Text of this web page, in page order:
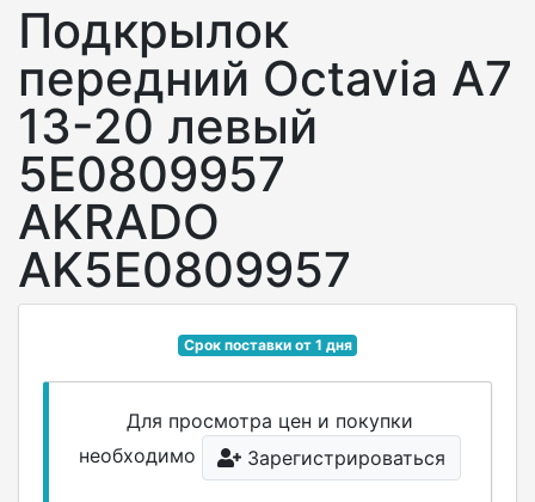
Подкрылок
передний Octavia A7
13-20 левый
5E0809957
AKRADO
AK5E0809957
Срок поставки от 1 дня
Для просмотра цен и покупки
необходимо
Зарегистрироваться